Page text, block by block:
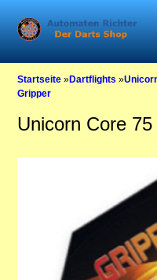
Startseite »Dartflights »
Gripper
Unicorn Core